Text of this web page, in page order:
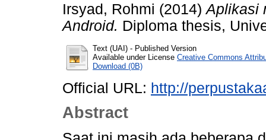
Irsyad, Rohmi (2014)Aplikasi
Android. Diploma thesis,
Text (UAI) - Published Version
Available under License Creative Commons
Download (0B)
Official URL: http://
Abstract